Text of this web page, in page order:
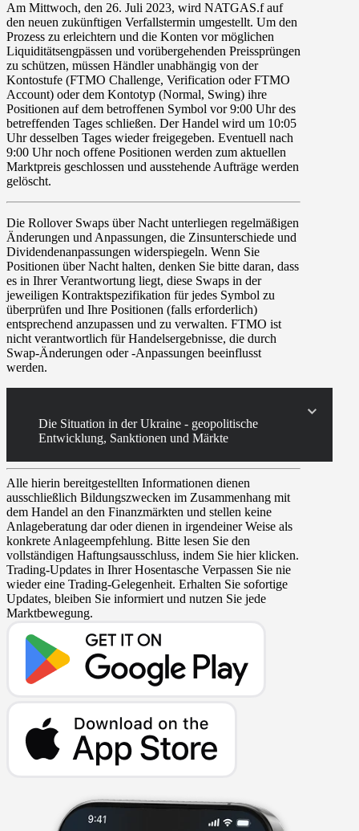
Am Mittwoch, den 26. Juli 2023, wird NATGAS.fauf
den neuen zukünftigen Verfallstermin umgestellt. Um den
Prozess zu erleichtern und die Konten vor möglichen
Liquiditätsengpässen und vorübergehenden Preissprüngen
zu schützen, müssen Händler unabhängig von der
Kontostufe (FTMO Challenge, Verification oder FTMO
Account) oder dem Kontotyp (Normal, Swing) ihre
Positionen auf dem betroffenen Symbol vor 9:00 Uhr des
betreffenden Tages schließen. Der Handel wird um 10:05
Uhr desselben Tages wieder freigegeben. Eventuell nach
9:00 Uhr noch offene Positionen werden zum aktuellen
Marktpreis geschlossen und ausstehende Aufträge werden
gelöscht.
Die Rollover Swaps über Nacht unterliegen regelmäßigen
Änderungen und Anpassungen, die Zinsunterschiede und
Dividendenanpassungen widerspiegeln. Wenn Sie
Positionen über Nacht halten, denken Sie bitte daran, dass
es in Ihrer Verantwortung liegt, diese Swaps in der
jeweiligen Kontraktspezifikation für jedes Symbol zu
überprüfen und Ihre Positionen (falls erforderlich)
entsprechend anzupassen und zu verwalten. FTMO ist
nicht verantwortlich für Handelsergebnisse, die durch
Swap-Änderungen oder -Anpassungen beeinflusst
werden.
Die Situation in der Ukraine - geopolitische
Entwicklung, Sanktionen und Märkte
Alle hierin bereitgestellten Informationen dienen
ausschließlich Bildungszwecken im Zusammenhang mit
dem Handel an den Finanzmärkten und stellen keine
Anlageberatung dar oder dienen in irgendeiner Weise als
konkrete Anlageempfehlung. Bitte lesen Sie den
vollständigen Haftungsausschluss, indem Sie hier klicken.
Trading-Updates in Ihrer Hosentasche Verpassen Sie nie
wieder eine Trading-Gelegenheit. Erhalten Sie sofortige
Updates, bleiben Sie informiert und nutzen Sie jede
Marktbewegung.